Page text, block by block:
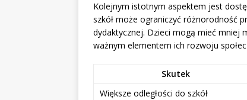
Kolejnym istotnym aspektem jest
szkół może ograniczyć różnorodność
dydaktycznej. Dzieci mogą mieć mniej
ważnym elementem ich rozwoju
Skutek
Większe odległości do szkół